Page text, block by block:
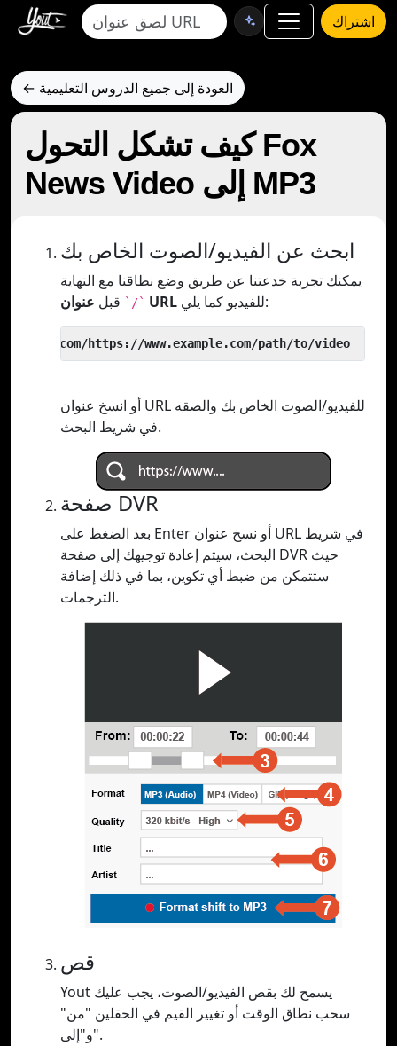
اشتراك
← العودة إلى جميع الدروس التعليمية
كيف تشكل التحول Fox
News Video إلى MP3
ابحث عن الفيديو/الصوت الخاص بك
يمكنك تجربة خدعتنا عن طريق وضع نطاقنا مع النهاية
`/` قبل عنوان URL للفيديو كما يلي:
أو انسخ عنوان URL للفيديو/الصوت الخاص بك والصقه
في شريط البحث.
صفحة DVR
بعد الضغط على Enter أو نسخ عنوان URL في شريط
البحث، سيتم إعادة توجيهك إلى صفحة DVR حيث
ستتمكن من ضبط أي تكوين، بما في ذلك إضافة
الترجمات.
قص
Yout يسمح لك بقص الفيديو/الصوت، يجب عليك
سحب نطاق الوقت أو تغيير القيم في الحقلين "من"
و"إلى".